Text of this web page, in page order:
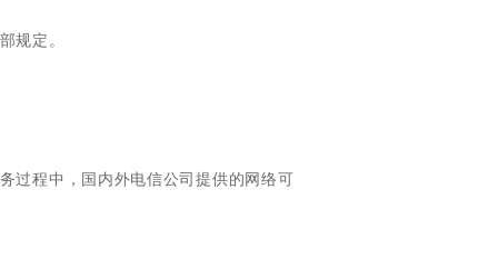
规定。
过程中，国内外电信公司提供的网络可